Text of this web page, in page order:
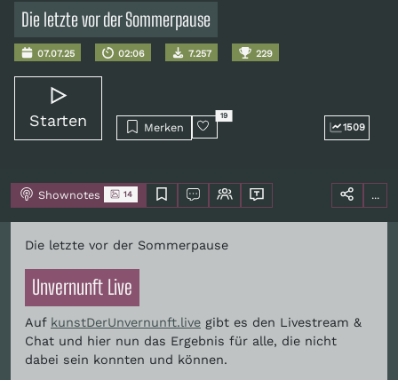
Die letzte vor der Sommerpause
07.07.25 02:06 7.257 229
Starten Merken
19
1509
Shownotes 14 ...
Die letzte vor der Sommerpause
Unvernunft Live
Auf kunstDerUnvernunft.live gibt es den Livestream &
Chat und hier nun das Ergebnis für alle, die nicht
dabei sein konnten und können.